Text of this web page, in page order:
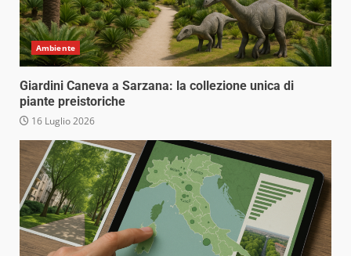
Ambiente
Giardini Caneva a Sarzana: la collezione unica di
piante preistoriche
16 Luglio 2026